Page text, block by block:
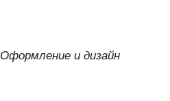
Оформление и дизайн